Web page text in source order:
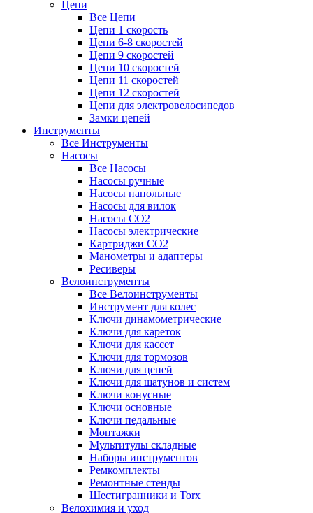
Цепи
Все Цепи
Цепи 1 скорость
Цепи 6-8 скоростей
Цепи 9 скоростей
Цепи 10 скоростей
Цепи 11 скоростей
Цепи 12 скоростей
Цепи для электровелосипедов
Замки цепей
Инструменты
Все Инструменты
Насосы
Все Насосы
Насосы ручные
Насосы напольные
Насосы для вилок
Насосы CO2
Насосы электрические
Картриджи CO2
Манометры и адаптеры
Ресиверы
Велоинструменты
Все Велоинструменты
Инструмент для колес
Ключи динамометрические
Ключи для кареток
Ключи для кассет
Ключи для тормозов
Ключи для цепей
Ключи для шатунов и систем
Ключи конусные
Ключи основные
Ключи педальные
Монтажки
Мультитулы складные
Наборы инструментов
Ремкомплекты
Ремонтные стенды
Шестигранники и Torx
Велохимия и уход